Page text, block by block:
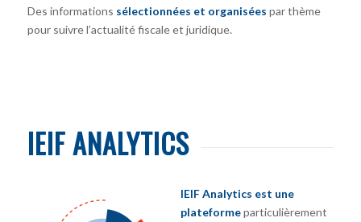
Des informations sélectionnées et organisées par thème
pour suivre l’actualité fiscale et juridique.
IEIF ANALYTICS
IEIF Analytics est une
plateformeparticulièrement